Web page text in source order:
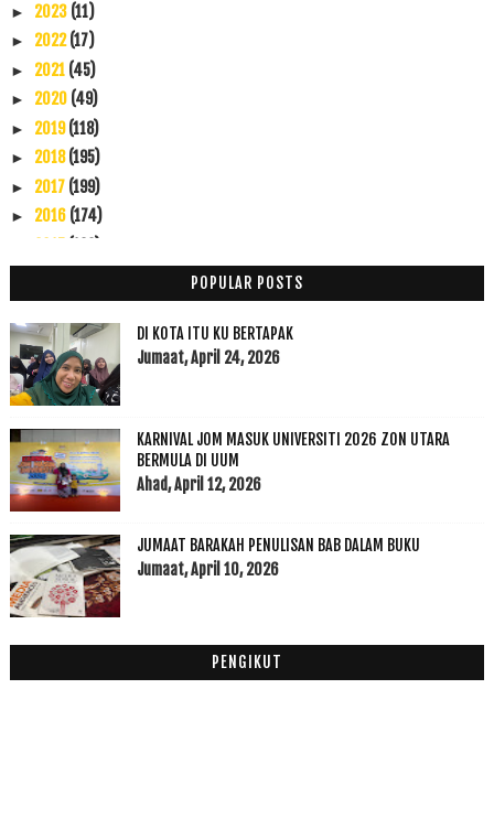
► 2023 (11)
► 2022(17)
► 2021 (45)
► 2020 (49)
► 2019(118)
► 2018(195)
► 2017 (199)
► 2016 (174)
►2013(53)
▼2012 (100)
►Disember
▼November(7)
Air Gamat Plus
Reading List Selalu Masalah
Sambung pantang di Kedah
38 Hari Berpantang....
Dah 34 Hari Berpantang, Luka Saya Belum Sembuh
►Ogos(5)
POPULAR POSTS
DI KOTA ITU KU BERTAPAK
Jumaat, April 24, 2026
KARNIVAL JOM MASUK UNIVERSITI 2026 ZON UTARA
BERMULA DI UUM
Ahad, April 12, 2026
JUMAAT BARAKAH PENULISAN BAB DALAM BUKU
Jumaat, April 10, 2026
PENGIKUT